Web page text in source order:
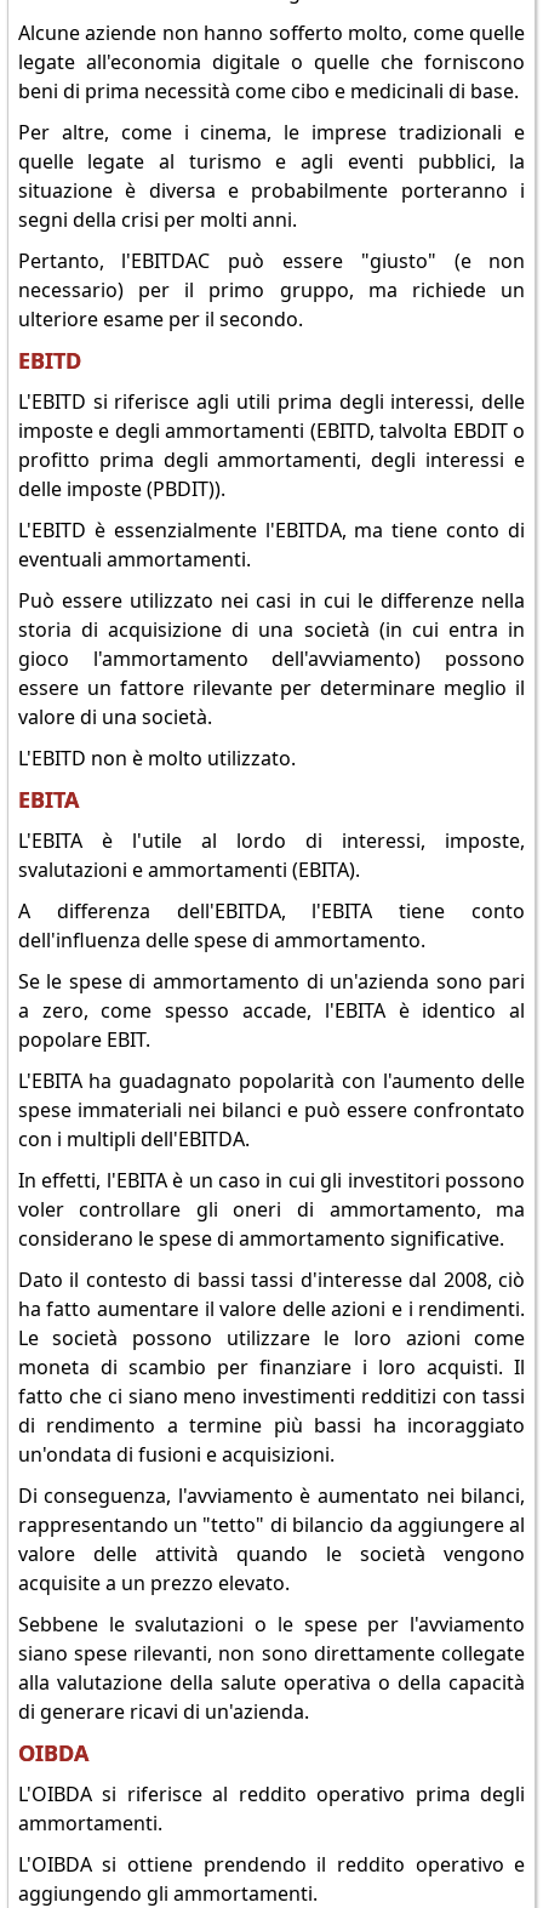
Alcune aziende non hanno sofferto molto, come quelle
legate all'economia digitale o quelle che forniscono
beni di prima necessità come cibo e medicinali di base.
Per altre, come i cinema, le imprese tradizionali e
quelle legate al turismo e agli eventi pubblici, la
situazione è diversa e probabilmente porteranno i
segni della crisi per molti anni.
Pertanto, l'EBITDAC può essere "giusto" (e non
necessario) per il primo gruppo, ma richiede un
ulteriore esame per il secondo.
EBITD
L'EBITD si riferisce agli utili prima degli interessi, delle
imposte e degli ammortamenti (EBITD, talvolta EBDIT o
profitto prima degli ammortamenti, degli interessi e
delle imposte (PBDIT)).
L'EBITD è essenzialmente l'EBITDA, ma tiene conto di
eventuali ammortamenti.
Può essere utilizzato nei casi in cui le differenze nella
storia di acquisizione di una società (in cui entra in
gioco l'ammortamento dell'avviamento) possono
essere un fattore rilevante per determinare meglio il
valore di una società.
L'EBITD non è molto utilizzato.
EBITA
L'EBITA è l'utile al lordo di interessi, imposte,
svalutazioni e ammortamenti (EBITA).
A differenza dell'EBITDA, l'EBITA tiene conto
dell'influenza delle spese di ammortamento.
Se le spese di ammortamento di un'azienda sono pari
a zero, come spesso accade, l'EBITA è identico al
popolare EBIT.
L'EBITA ha guadagnato popolarità con l'aumento delle
spese immateriali nei bilanci e può essere confrontato
con i multipli dell'EBITDA.
In effetti, l'EBITA è un caso in cui gli investitori possono
voler controllare gli oneri di ammortamento, ma
considerano le spese di ammortamento significative.
Dato il contesto di bassi tassi d'interesse dal 2008, ciò
ha fatto aumentare il valore delle azioni e i rendimenti.
Le società possono utilizzare le loro azioni come
moneta di scambio per finanziare i loro acquisti. Il
fatto che ci siano meno investimenti redditizi con tassi
di rendimento a termine più bassi ha incoraggiato
un'ondata di fusioni e acquisizioni.
Di conseguenza, l'avviamento è aumentato nei bilanci,
rappresentando un "tetto" di bilancio da aggiungere al
valore delle attività quando le società vengono
acquisite a un prezzo elevato.
Sebbene le svalutazioni o le spese per l'avviamento
siano spese rilevanti, non sono direttamente collegate
alla valutazione della salute operativa o della capacità
di generare ricavi di un'azienda.
OIBDA
L'OIBDA si riferisce al reddito operativo prima degli
ammortamenti.
L'OIBDA si ottiene prendendo il reddito operativo e
aggiungendo gli ammortamenti.